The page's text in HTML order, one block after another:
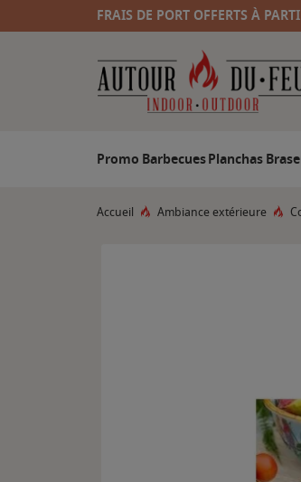
FRAIS DE PORT OFFERTS À
Promo BarbecuesPlanchas
Accueil Ambiance extérieure